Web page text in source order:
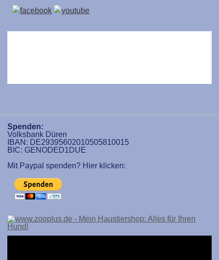
Spenden:
Volksbank Düren
IBAN: DE29395602010505810015
BIC: GENODED1DUE
Mit Paypal spenden? Hier klicken: